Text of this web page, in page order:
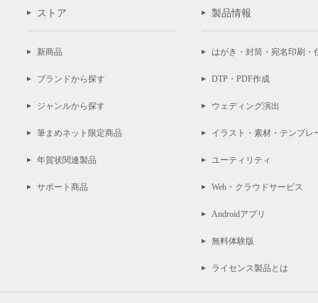
ストア
新商品
ブランドから探す
ジャンルから探す
筆まめネット限定商品
年賀状関連製品
サポート商品
製品情報
はがき・封筒・宛名印刷・
DTP・PDF作成
ウェディング演出
イラスト・素材・テンプレ
ユーティリティ
Web・クラウドサービス
Androidアプリ
無料体験版
ライセンス製品とは